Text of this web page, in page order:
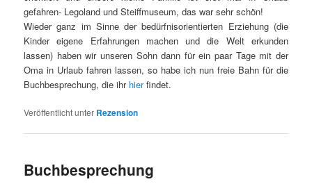
gefahren- Legoland und Steiffmuseum, das war sehr schön!
Wieder ganz im Sinne der bedürfnisorientierten Erziehung (die
Kinder eigene Erfahrungen machen und die Welt erkunden
lassen) haben wir unseren Sohn dann für ein paar Tage mit der
Oma in Urlaub fahren lassen, so habe ich nun freie Bahn für die
Buchbesprechung, die ihr hierfindet.
Veröffentlicht unter Rezension
Buchbesprechung